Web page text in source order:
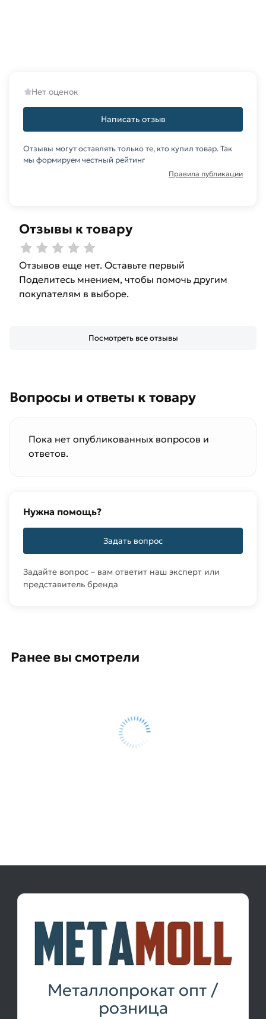
Отзывы к товару
Отзывов еще нет. Оставьте первый
Поделитесь мнением, чтобы помочь другим
покупателям в выборе.
Посмотреть все отзывы
Нет оценок
Написать отзыв
Отзывы могут оставлять только те, кто купил товар. Так
мы формируем честный рейтинг
Правила публикации
Вопросы и ответы к товару
Пока нет опубликованных вопросов и
ответов.
Нужна помощь?
Задать вопрос
Задайте вопрос – вам ответит наш эксперт или
представитель бренда
Ранее вы смотрели
Металлопрокат опт /
розница